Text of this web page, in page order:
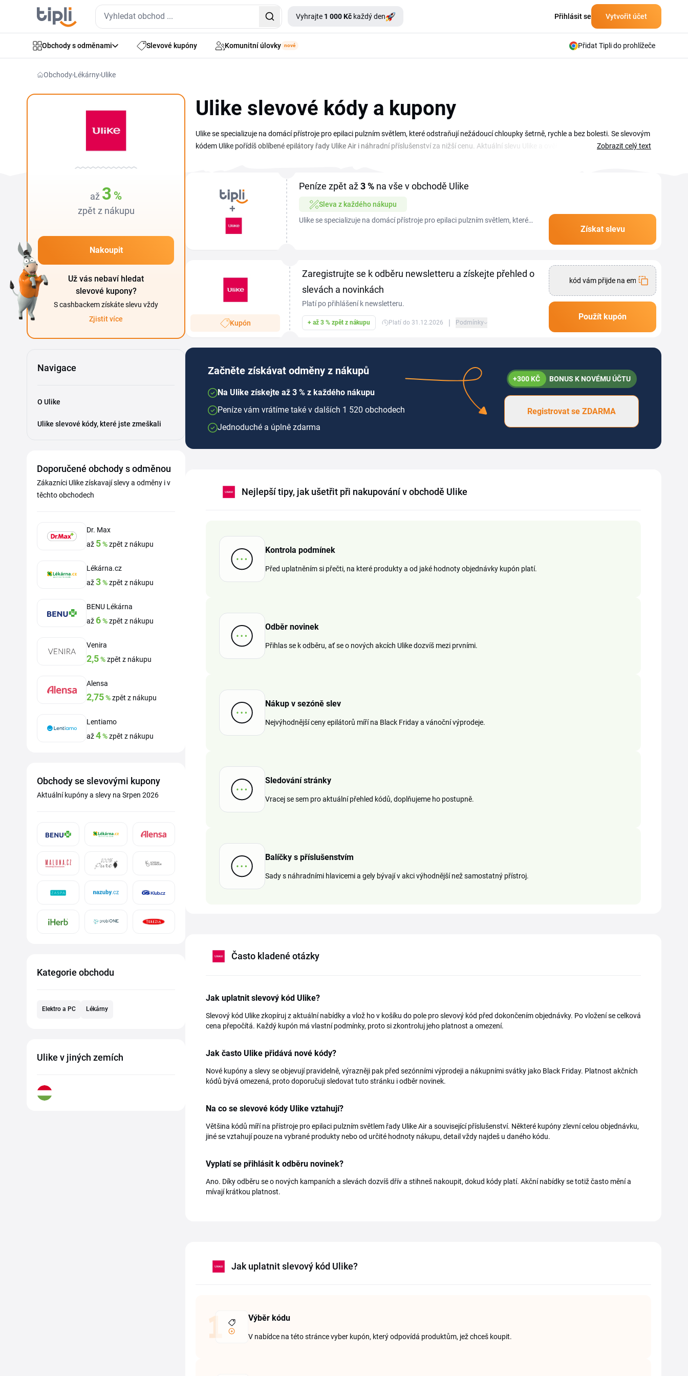
Vyhrajte 1 000 Kč každý den Přihlásit se Vytvořit účet
Obchody s odměnami Slevové kupóny Komunitní úlovky nové Přidat Tipli do prohlížeče
Obchody Lékárny Ulike
až 3 %
zpět z nákupu
Nakoupit
Už vás nebaví hledat
slevové kupony?
S cashbackem získáte slevu vždy
Zjistit více
Navigace
O Ulike
Ulike slevové kódy, které jste zmeškali
Doporučené obchody s odměnou
Zákazníci Ulike získavají slevy a odměny i v
těchto obchodech
Dr. Max
až 5%zpět z nákupu
Lékárna.cz
až3%zpět z nákupu
BENU Lékárna
až 6%zpět z nákupu
Venira
2,5%zpět z nákupu
Alensa
2,75%zpět z nákupu
Lentiamo
až4%zpět z nákupu
Obchody se slevovými kupony
Aktuální kupóny a slevy na Srpen 2026
Kategorie obchodu
Elektro a PC Lékárny
Ulike v jiných zemích
Ulike slevové kódy a kupony
Ulike se specializuje na domácí přístroje pro epilaci pulzním světlem, které odstraňují nežádoucí chloupky šetrně, rychle a bez bolesti. Se slevovým
kódem Ulike pořídíš oblíbené epilátory řady Ulike Air i náhradní příslušenství za nižší cenu. Aktuální slevu Ulike a ověřené kupóny najdeš v přehledu
výhodné nabídky se objevují hlavně před sezónními výprodeji a většími nákupními svátky.
Zobrazit celý text
Peníze zpět až3 % na vše v obchodě Ulike
Sleva z každého nákupu
Ulike se specializuje na domácí přístroje pro epilaci pulzním světlem, které
Získat slevu
Kupón
Zaregistrujte se k odběru newsletteru a získejte přehled o
slevách a novinkách
Platí po přihlášení k newsletteru.
+ až 3 % zpět z nákupu Platí do 31.12.2026 | Podmínky
kód vám přijde na email
Použít kupón
Začněte získávat odměny z nákupů
Na Ulike získejte až 3 % z každého nákupu
Peníze vám vrátíme také v dalších 1 520 obchodech
Jednoduché a úplně zdarma
+300 KČ BONUS K NOVÉMU ÚČTU
Registrovat se ZDARMA
Nejlepší tipy, jak ušetřit při nakupování v obchodě Ulike
Kontrola podmínek
Před uplatněním si přečti, na které produkty a od jaké hodnoty objednávky kupón platí.
Odběr novinek
Přihlas se k odběru, ať se o nových akcích Ulike dozvíš mezi prvními.
Nákup v sezóně slev
Nejvýhodnější ceny epilátorů míří na Black Friday a vánoční výprodeje.
Sledování stránky
Vracej se sem pro aktuální přehled kódů, doplňujeme ho postupně.
Balíčky s příslušenstvím
Sady s náhradními hlavicemi a gely bývají v akci výhodnější než samostatný přístroj.
Často kladené otázky
Jak uplatnit slevový kód Ulike?
Slevový kód Ulike zkopíruj z aktuální nabídky a vlož ho v košíku do pole pro slevový kód před dokončením objednávky. Po vložení se celková
cena přepočítá. Každý kupón má vlastní podmínky, proto si zkontroluj jeho platnost a omezení.
Jak často Ulike přidává nové kódy?
Nové kupóny a slevy se objevují pravidelně, výrazněji pak před sezónními výprodeji a nákupními svátky jako Black Friday. Platnost akčních
kódů bývá omezená, proto doporučuji sledovat tuto stránku i odběr novinek.
Na co se slevové kódy Ulike vztahují?
Většina kódů míří na přístroje pro epilaci pulzním světlem řady Ulike Air a související příslušenství. Některé kupóny zlevní celou objednávku,
jiné se vztahují pouze na vybrané produkty nebo od určité hodnoty nákupu, detail vždy najdeš u daného kódu.
Vyplatí se přihlásit k odběru novinek?
Ano. Díky odběru se o nových kampaních a slevách dozvíš dřív a stihneš nakoupit, dokud kódy platí. Akční nabídky se totiž často mění a
mívají krátkou platnost.
Jak uplatnit slevový kód Ulike?
Výběr kódu
V nabídce na této stránce vyber kupón, který odpovídá produktům, jež chceš koupit.